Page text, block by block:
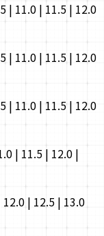
| 11.0 | 11.5 | 12.0
| 11.0 | 11.5 | 12.0
| 11.0 | 11.5 | 12.0
| 11.5 | 12.0 |
| 12.5 | 13.0